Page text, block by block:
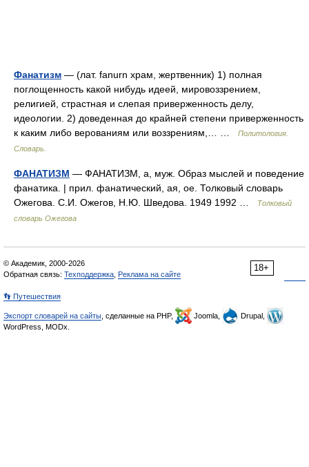
Фанатизм — (лат. fanurn храм, жертвенник) 1) полная
поглощенность какой нибудь идеей, мировоззрением,
религией, страстная и слепая приверженность делу,
идеологии. 2) доведенная до крайней степени приверженность
к каким либо верованиям или воззрениям,… …
Политология.
Словарь.
ФАНАТИЗМ — ФАНАТИЗМ, а, муж. Образ мыслей и поведение
фанатика. | прил. фанатический, ая, ое. Толковый словарь
Ожегова. С.И. Ожегов, Н.Ю. Шведова. 1949 1992 …
Толковый
словарь Ожегова
18+
© Академик, 2000-2026
Обратная связь: Техподдержка Реклама на сайте
👣 Путешествия
Экспорт словарей на сайты , сделанные на PHP, Joomla,
Drupal,
WordPress, MODx.